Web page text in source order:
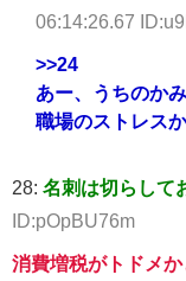
06:14:26.67
>>24
あー、うちのか
職場のストレス
28: 名刺は切らして
ID:pOpBU76m
消費増税がトドメ